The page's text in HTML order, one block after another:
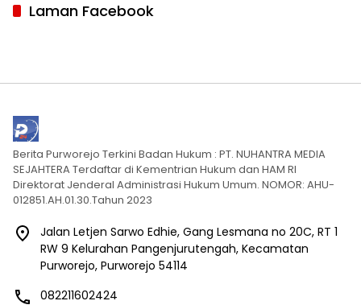
Laman Facebook
Berita Purworejo Terkini Badan Hukum : PT. NUHANTRA MEDIA
SEJAHTERA Terdaftar di Kementrian Hukum dan HAM RI
Direktorat Jenderal Administrasi Hukum Umum. NOMOR: AHU-
012851.AH.01.30.Tahun 2023
Jalan Letjen Sarwo Edhie, Gang Lesmana no 20C, RT 1
RW 9 Kelurahan Pangenjurutengah, Kecamatan
Purworejo, Purworejo 54114
082211602424